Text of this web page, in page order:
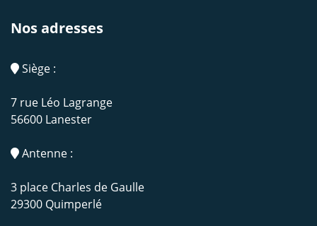
Nos adresses
Siège :
7 rue Léo Lagrange
56600 Lanester
Antenne :
3 place Charles de Gaulle
29300 Quimperlé